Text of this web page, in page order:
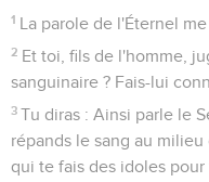
1 La parole de l'Éternel
2 Et toi, fils de l'homme,
sanguinaire ? Fais-lui
3 Tu diras : Ainsi parle le
répands le sang au
qui te fais des idoles pour